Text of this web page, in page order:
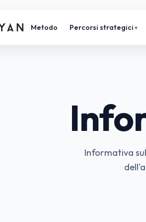
Metodo Percorsi strategici
Informativa